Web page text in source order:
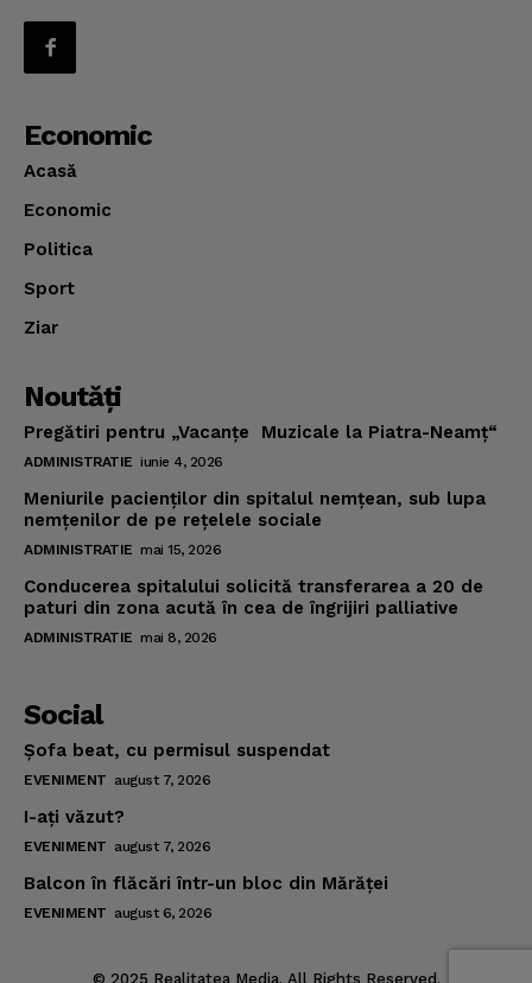
Economic
Acasă
Economic
Politica
Sport
Ziar
Noutăţi
Pregătiri pentru „Vacanţe Muzicale la Piatra-Neamţ“
ADMINISTRATIE iunie 4, 2026
Meniurile pacienţilor din spitalul nemţean, sub lupa
nemţenilor de pe reţelele sociale
ADMINISTRATIE mai 15, 2026
Conducerea spitalului solicită transferarea a 20 de
paturi din zona acută în cea de îngrijiri palliative
ADMINISTRATIE mai 8, 2026
Social
Şofa beat, cu permisul suspendat
EVENIMENT august 7, 2026
I-aţi văzut?
EVENIMENT august 7, 2026
Balcon în flăcări într-un bloc din Mărăţei
EVENIMENT august 6, 2026
© 2025 Realitatea Media. All Rights Reserved.